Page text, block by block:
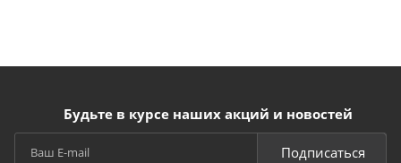
Будьте в курсе наших акций и новостей
Подписаться